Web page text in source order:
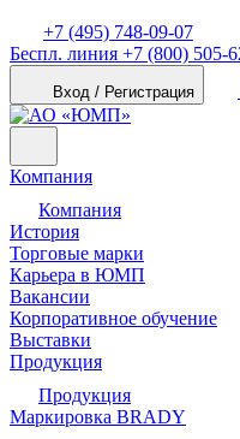
+7 (495) 748-09-07
Беспл. линия +7 (800) 505-
Вход / Регистрация
Компания
Компания
История
Торговые марки
Карьера в ЮМП
Вакансии
Корпоративное обучение
Выставки
Продукция
Продукция
Маркировка BRADY